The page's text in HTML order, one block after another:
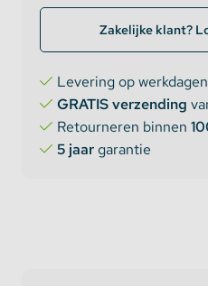
Zakelijke klant?
Levering op werkdagen
GRATIS verzending
Retourneren binnen
5 jaargarantie